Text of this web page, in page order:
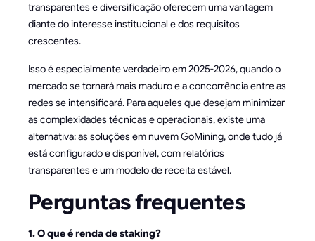
transparentes e diversificação oferecem uma vantagem
diante do interesse institucional e dos requisitos
crescentes.
Isso é especialmente verdadeiro em 2025-2026, quando o
mercado se tornará mais maduro e a concorrência entre as
redes se intensificará. Para aqueles que desejam minimizar
as complexidades técnicas e operacionais, existe uma
alternativa: as soluções em nuvem GoMining, onde tudo já
está configurado e disponível, com relatórios
transparentes e um modelo de receita estável.
Perguntas frequentes
1. O que é renda de staking?